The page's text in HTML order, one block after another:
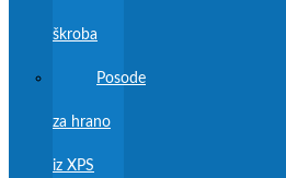
škroba
Posode
za hrano
iz XPS